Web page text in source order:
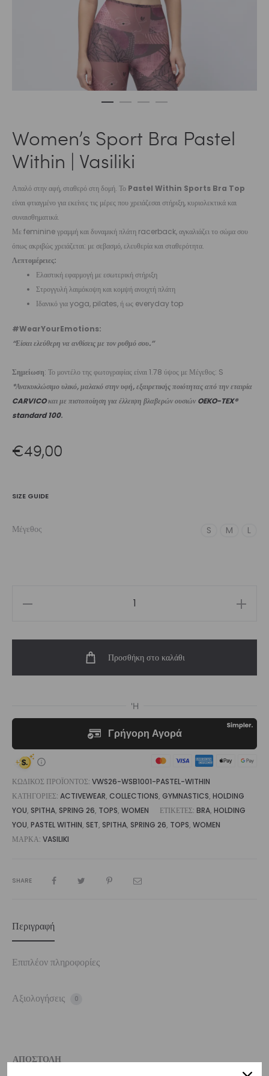
Women’s Sport Bra Pastel
Within | Vasiliki
Απαλό στην αφή, σταθερό στη δομή. Το Pastel Within Sports Bra Top
είναι φτιαγμένο για εκείνες τις μέρες που χρειάζεσαι στήριξη, κυριολεκτικά και
συναισθηματικά.
Με feminine γραμμή και δυναμική πλάτη racerback, αγκαλιάζει το σώμα σου
όπως ακριβώς χρειάζεται: με σεβασμό, ελευθερία και σταθερότητα.
Λεπτομέρειες:
Ελαστική εφαρμογή με εσωτερική στήριξη
Στρογγυλή λαιμόκοψη και κομψή ανοιχτή πλάτη
Ιδανικό για yoga, pilates, ή ως everyday top
#WearYourEmotions:
“Είσαι ελεύθερη να ανθίσεις με τον ρυθμό σου.”
Σημείωση: Το μοντέλο της φωτογραφίας είναι 1.78 ύψος με Μέγεθος: S
*Ανακυκλώσιμο υλικό, μαλακό στην υφή, εξαιρετικής ποιότητας από την εταιρία
CARVICOκαι με πιστοποίηση για έλλειψη βλαβερών ουσιών OEKO-TEX®
standard 100.
€49,00
SIZE GUIDE
Μέγεθος S M L
Within
Προσθήκη στο καλάθι
ΚΩΔΙΚΌΣ ΠΡΟΪΌΝΤΟΣ: VWS26-WSB1001-PASTEL-WITHIN
ΚΑΤΗΓΟΡΊΕΣ: ACTIVEWEAR, COLLECTIONS, GYMNASTICS, HOLDING
YOU, SPITHA, SPRING 26, TOPS, WOMEN ΕΤΙΚΈΤΕΣ: BRA, HOLDING
YOU, PASTEL WITHIN, SET, SPITHA, SPRING 26, TOPS, WOMEN
ΜΆΡΚΑ: VASILIKI
SHARE
Περιγραφή
Επιπλέον πληροφορίες
Αξιολογήσεις 0
ΑΠΟΣΤΟΛΗ